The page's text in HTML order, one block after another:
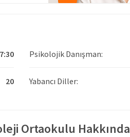
Psikolojik Danışman:
20 Yabancı Diller:
Ortaokulu Hakkında